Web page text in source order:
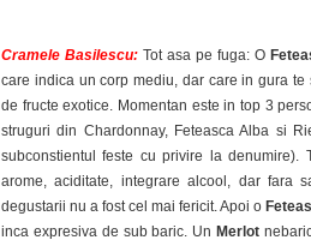
Cramele Basilescu: Tot asa pe fuga: O
care indica un corp mediu, dar care in gura
de fructe exotice. Momentan este in top 3
struguri din Chardonnay, Feteasca Alba si
subconstientul feste cu privire la
arome, aciditate, integrare alcool, dar fara
degustarii nu a fost cel mai fericit. Apoi o
inca expresiva de sub baric. UnMerlot